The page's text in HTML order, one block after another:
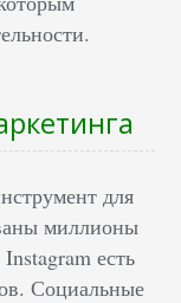
для
миллионы
есть
Социальные